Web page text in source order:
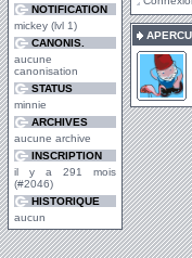
NOTIFICATION
mickey (lvl 1)
CANONIS.
aucune
canonisation
STATUS
minnie
ARCHIVES
aucune archive
INSCRIPTION
il y a 291 mois
(#2046)
HISTORIQUE
aucun